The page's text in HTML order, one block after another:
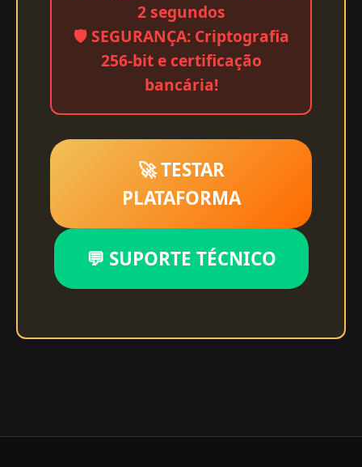
2 segundos
🛡️ SEGURANÇA: Criptografia
256-bit e certificação
bancária!
🚀 TESTAR
PLATAFORMA
💬 SUPORTE TÉCNICO